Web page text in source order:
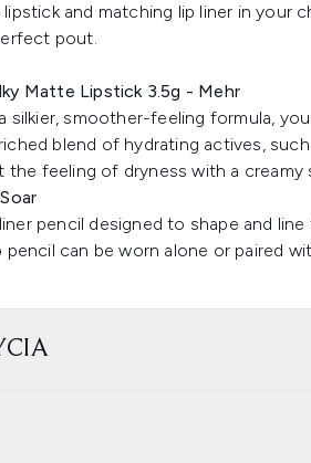
and matching lip liner in your
pout.
Matte Lipstick 3.5g - Mehr
silkier, smoother-feeling formula,
blend of hydrating actives,
the feeling of dryness with a creamy
pencil designed to shape and
pencil can be worn alone or paired